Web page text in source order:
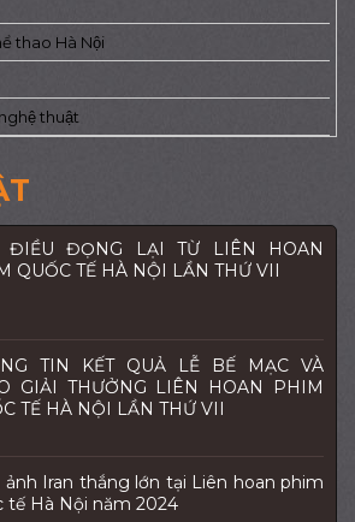
thao Hà Nội
thuật
ĐỌNG LẠI TỪ LIÊN HOAN
QUỐC TẾ HÀ NỘI LẦN THỨ VII
TIN KẾT QUẢ LỄ BẾ MẠC VÀ
GIẢI THƯỞNG LIÊN HOAN PHIM
TẾ HÀ NỘI LẦN THỨ VII
Iran thắng lớn tại Liên hoan phim
tế Hà Nội năm 2024